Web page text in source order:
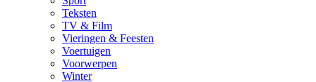
Teksten
TV & Film
Vieringen & Feesten
Voertuigen
Voorwerpen
Winter